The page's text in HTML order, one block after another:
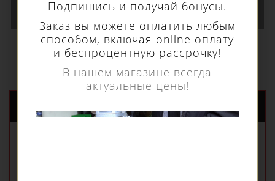
Подпишись и получай бонусы.
Заказ вы можете оплатить любым
способом, включая online оплату
и беспроцентную рассрочку!
В нашем магазине всегда
актуальные цены!
В КОРЗИНУ